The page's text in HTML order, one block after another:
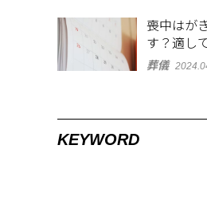
喪中はが
す？適し
囲を解説
葬儀
KEYWORD